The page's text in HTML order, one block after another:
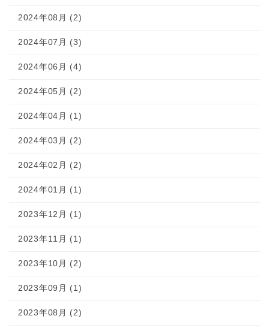
2024年08月 (2)
2024年07月 (3)
2024年06月 (4)
2024年05月 (2)
2024年04月 (1)
2024年03月 (2)
2024年02月 (2)
2024年01月 (1)
2023年12月 (1)
2023年11月 (1)
2023年10月 (2)
2023年09月 (1)
2023年08月 (2)